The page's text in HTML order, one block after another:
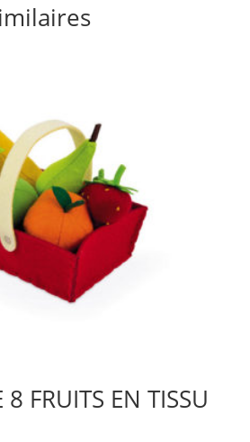
8 FRUITS EN TISSU